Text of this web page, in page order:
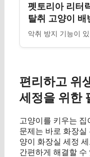
펫토리아 리터
탈취 고양이 배
악취 방지 기능이
편리하고 위
세정을 위한
고양이를 키우는
문제는 바로 화장실
양이 화장실 세정
간편하게 해결할 수